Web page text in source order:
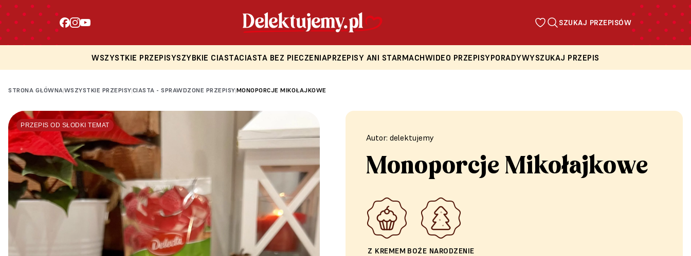
SZUKAJ PRZEPISÓW
WSZYSTKIE PRZEPISYSZYBKIE CIASTACIASTA BEZ PIECZENIAPRZEPISY ANI STARMACHWIDEO PRZEPISYPORADYWYSZUKAJ PRZEPIS
STRONA GŁÓWNA|WSZYSTKIE PRZEPISY|CIASTA - SPRAWDZONE PRZEPISY|MONOPORCJE MIKOŁAJKOWE
PRZEPIS OD SŁODKI TEMAT
Autor: delektujemy
Monoporcje Mikołajkowe
Z KREMEM BOŻE NARODZENIE